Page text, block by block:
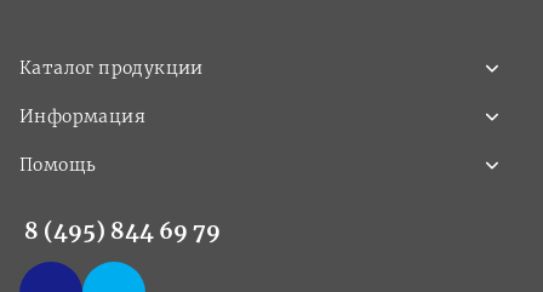
Каталог продукции
Информация
Помощь
8 (495) 844 69 79